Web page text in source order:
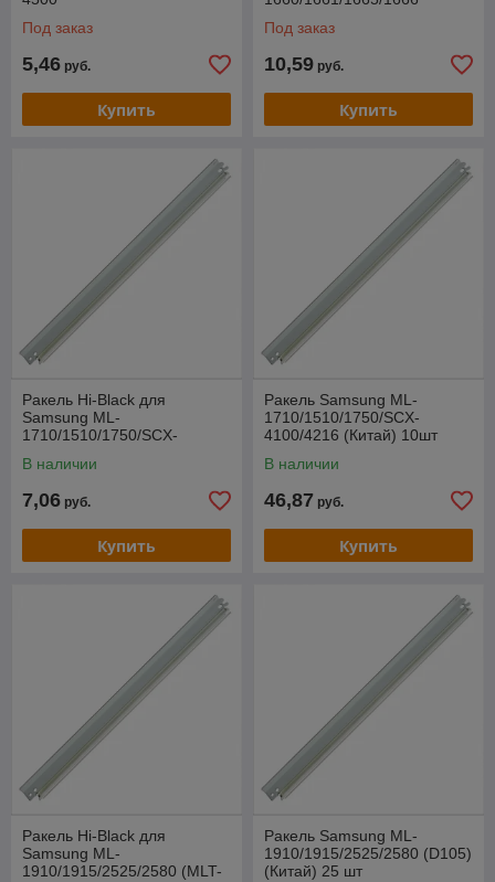
Под заказ
5,46 руб.
Купить
Под заказ
10,59 руб.
Купить
Ракель Hi-Black для
Samsung ML-
1710/1510/1750/SCX-
В наличии
7,06 руб.
Купить
Ракель Samsung ML-
1710/1510/1750/SCX-
4100/4216 (Китай) 10шт
В наличии
46,87 руб.
Купить
Ракель Hi-Black для
Samsung ML-
1910/1915/2525/2580 (MLT-
Ракель Samsung ML-
1910/1915/2525/2580 (D105)
(Китай) 25 шт